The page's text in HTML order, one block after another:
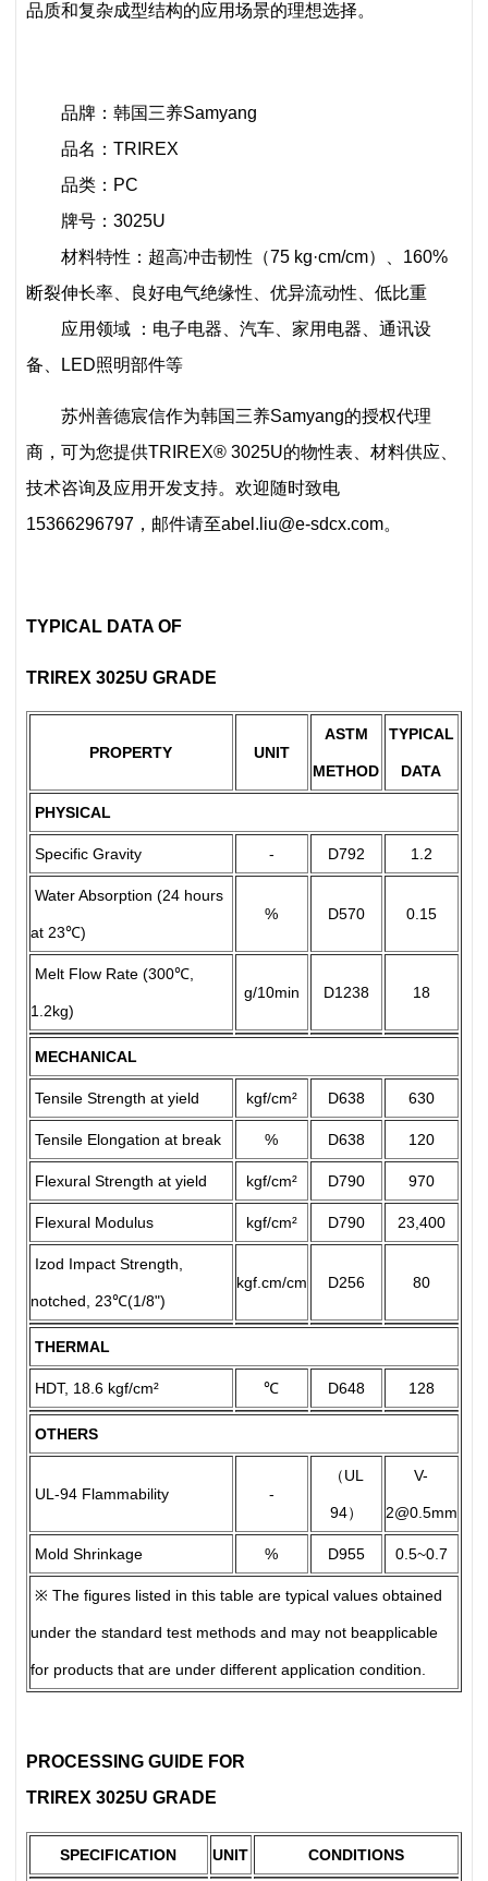
品质和复杂成型结构的应用场景的理想选择。
品牌：韩国三养Samyang
品名：TRIREX
品类：PC
牌号：3025U
材料特性：超高冲击韧性（75 kg·cm/cm）、160%
断裂伸长率、良好电气绝缘性、优异流动性、低比重
应用领域 ：电子电器、汽车、家用电器、通讯设
备、LED照明部件等
苏州善德宸信作为韩国三养Samyang的授权代理
商，可为您提供TRIREX® 3025U的物性表、材料供应、
技术咨询及应用开发支持。欢迎随时致电
15366296797，邮件请至abel.liu@e-sdcx.com。
TYPICAL DATA OF
TRIREX 3025U GRADE
PROPERTY UNIT
ASTM
METHOD
TYPICAL
DATA
PHYSICAL
Specific Gravity - D792 1.2
Water Absorption (24 hours
at 23℃)
% D570 0.15
Melt Flow Rate (300℃,
1.2kg)
g/10min D1238 18
MECHANICAL
Tensile Strength at yield kgf/cm² D638 630
Tensile Elongation at break % D638 120
Flexural Strength at yield kgf/cm² D790 970
Flexural Modulus kgf/cm² D790 23,400
Izod Impact Strength,
notched, 23℃(1/8")
kgf.cm/cm D256 80
THERMAL
HDT, 18.6 kgf/cm² ℃ D648 128
OTHERS
UL-94 Flammability -
（UL
94）
V-
2@0.5mm
Mold Shrinkage % D955 0.5~0.7
※ The figures listed in this table are typical values obtained
under the standard test methods and may not beapplicable
for products that are under different application condition.
PROCESSING GUIDE FOR
TRIREX 3025U GRAD E
SPECIFICATION UNIT CONDITIONS